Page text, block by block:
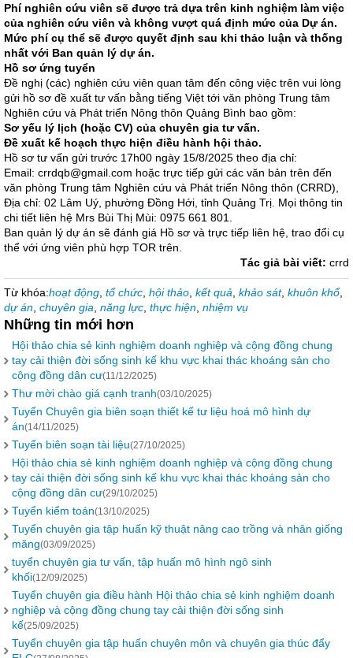
Phí nghiên cứu viên sẽ được trả dựa trên kinh nghiệm làm việc
của nghiên cứu viên và không vượt quá định mức của Dự án.
Mức phí cụ thể sẽ được quyết định sau khi thảo luận và thống
nhất với Ban quản lý dự án.
Hồ sơ ứng tuyển
Đề nghị (các) nghiên cứu viên quan tâm đến công việc trên vui lòng
gửi hồ sơ đề xuất tư vấn bằng tiếng Việt tới văn phòng Trung tâm
Nghiên cứu và Phát triển Nông thôn Quảng Bình bao gồm:
Sơ yếu lý lịch (hoặc CV) của chuyên gia tư vấn.
Đề xuất kế hoạch thực hiện điều hành hội thảo.
Hồ sơ tư vấn gửi trước 17h00 ngày 15/8/2025 theo địa chỉ:
Email: crrdqb@gmail.com hoặc trực tiếp gửi các văn bản trên đến
văn phòng Trung tâm Nghiên cứu và Phát triển Nông thôn (CRRD),
Địa chỉ: 02 Lâm Uý, phường Đồng Hới, tỉnh Quảng Trị. Mọi thông tin
chi tiết liên hệ Mrs Bùi Thị Mùi: 0975 661 801.
Ban quản lý dự án sẽ đánh giá Hồ sơ và trực tiếp liên hệ, trao đổi cụ
thể với ứng viên phù hợp TOR trên.
Tác giả bài viết: crrd
Từ khóa:hoạt động tổ chức hội thảo kết quả khảo sát, khuôn khổ,
dự án chuyên gia năng lực thực hiện nhiệm vụ
Những tin mới hơn
Hội thảo chia sẻ kinh nghiệm doanh nghiệp và cộng đồng chung
tay cải thiện đời sống sinh kế khu vực khai thác khoáng sản cho
cộng đồng dân cư(11/12/2025)
Thư mời chào giá cạnh tranh(03/10/2025)
Tuyển Chuyên gia biên soạn thiết kế tư liệu hoá mô hình dự
án(14/11/2025)
Tuyển biên soạn tài liệu(27/10/2025)
Hội thảo chia sẻ kinh nghiệm doanh nghiệp và cộng đồng chung
tay cải thiện đời sống sinh kế khu vực khai thác khoáng sản cho
cộng đồng dân cư(29/10/2025)
Tuyển kiểm toán(13/10/2025)
Tuyển chuyên gia tập huấn kỹ thuật nâng cao trồng và nhân giống
măng(03/09/2025)
tuyển chuyên gia tư vấn, tập huấn mô hình ngô sinh
khối(12/09/2025)
Tuyển chuyên gia điều hành Hội thảo chia sẻ kinh nghiệm doanh
nghiệp và cộng đồng chung tay cải thiện đời sống sinh
kế(25/09/2025)
Tuyển chuyên gia tập huấn chuyên môn và chuyên gia thúc đẩy